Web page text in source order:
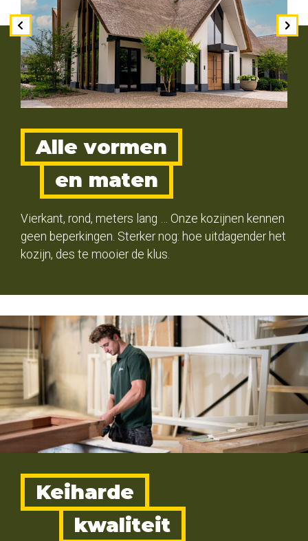
Alle vormen
en maten
Vierkant, rond, meters lang … Onze kozijnen kennen
geen beperkingen. Sterker nog: hoe uitdagender het
kozijn, des te mooier de klus.
Keiharde
kwaliteit